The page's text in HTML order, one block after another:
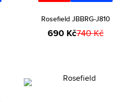
Rosefield JBBRG-J810
690 Kč740 Kč